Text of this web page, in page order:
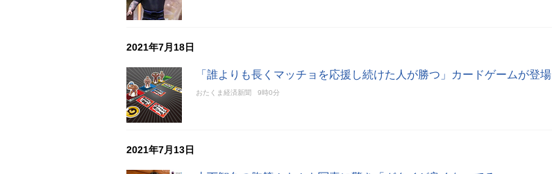
2021年7月18日
「誰よりも長くマッチョを応援し続けた人が勝つ」カードゲームが登場
おたくま経済新聞 9時0分
2021年7月13日